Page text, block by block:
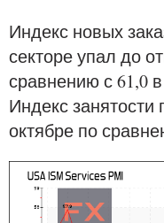
Индекс новых
секторе упал до
сравнению с 61,0
Индекс занятости
октябре по